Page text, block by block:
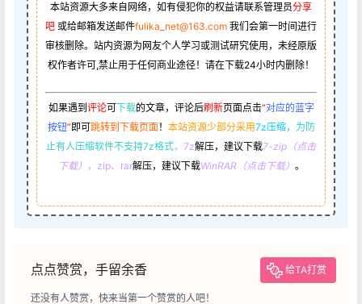
本站资源大多来自网络，如有侵犯你的权益请联系管理员分享
吧 或给邮箱发送邮件fulika_net@163.com 我们会第一时间进行
审核删除。站内资源为网友个人学习或测试研究使用，未经原版
权作者许可,禁止用于任何商业途径！请在下载24小时内删除！
如果遇到评论可下载的文章，评论后刷新页面点击“对应的蓝字
按钮”即可跳转到下载页面！ 本站资源少部分采用7z压缩， 为防
止有人压缩软件不支持7z格式，7z解压，建议下载7-zip（点击
下载） ，zip、rar解压，建议下载WinRAR（点击下载） 。
点点赞赏，手留余香 给TA打赏
还没有人赞赏，快来当第一个赞赏的人吧！